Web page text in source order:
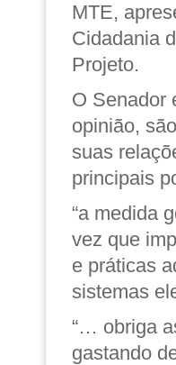
MTE,
Cidadania
Projeto.
O Senador
opinião,
suas
principais
“a medida
vez que
e práticas
sistemas
“… obriga
gastando